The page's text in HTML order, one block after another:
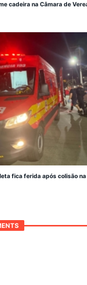
cadeira na Câmara de
fica ferida após colisão